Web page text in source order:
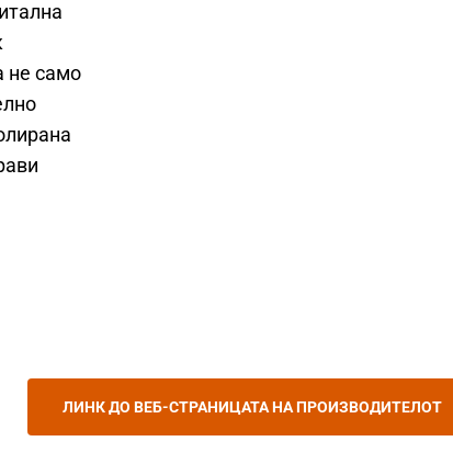
не само
ЛИНК ДО ВЕБ-СТРАНИЦАТА НА ПРОИЗВОДИТЕЛОТ